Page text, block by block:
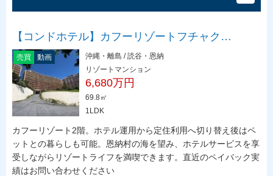
【コンドホテル】カフーリゾートフチャク…
売買 動画
沖縄・離島 / 読谷・恩納
リゾートマンション
6,680万円
69.8㎡
1LDK
カフーリゾート2階。ホテル運用から定住利用へ切り替え後はペ
ットとの暮らしも可能。恩納村の海を望み、ホテルサービスを享
受しながらリゾートライフを満喫できます。直近のペイバック実
績はお問い合わせください